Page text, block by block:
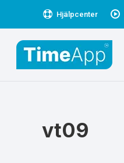
Hjälpcenter
vt09